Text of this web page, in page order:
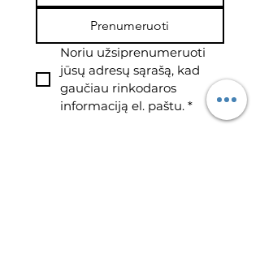
Prenumeruoti
Noriu užsiprenumeruoti
jūsų adresų sąrašą, kad
gaučiau rinkodaros
informaciją el. paštu. *